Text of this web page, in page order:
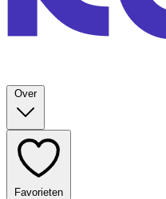
Over
Favorieten